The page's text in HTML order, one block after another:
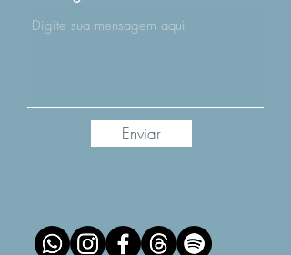
Enviar